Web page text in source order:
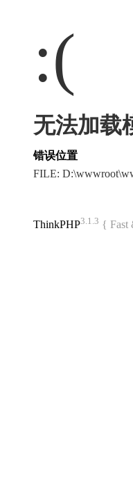
:(
无法加载
错误位置
FILE:
ThinkPHP3.1.3 { Fast